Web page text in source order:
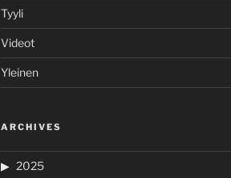
Tyyli
Videot
Yleinen
ARCHIVES
2025